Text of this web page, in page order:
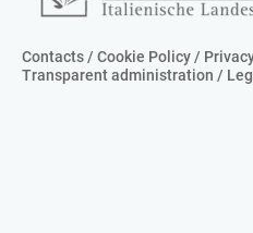
Contacts/ Cookie Policy/
Transparent administration /